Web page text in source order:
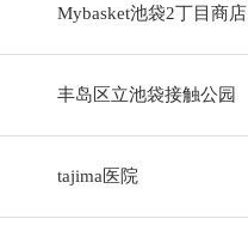
Mybasket池袋2丁目商店
丰岛区立池袋接触公园
tajima医院